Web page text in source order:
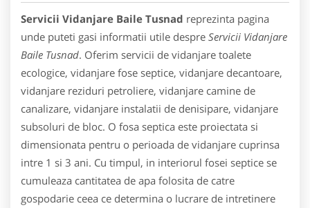
Servicii Vidanjare Baile Tusnad reprezinta pagina
unde puteti gasi informatii utile despre Servicii Vidanjare
Baile Tusnad. Oferim servicii de vidanjare toalete
ecologice, vidanjare fose septice, vidanjare decantoare,
vidanjare reziduri petroliere, vidanjare camine de
canalizare, vidanjare instalatii de denisipare, vidanjare
subsoluri de bloc. O fosa septica este proiectata si
dimensionata pentru o perioada de vidanjare cuprinsa
intre 1 si 3 ani. Cu timpul, in interiorul fosei septice se
cumuleaza cantitatea de apa folosita de catre
gospodarie ceea ce determina o lucrare de intretinere